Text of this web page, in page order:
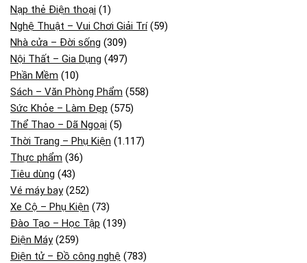
Nạp thẻ Điện thoại (1)
Nghệ Thuật – Vui Chơi Giải Trí(59)
Nhà cửa – Đời sống (309)
Nội Thất – Gia Dụng (497)
Phần Mềm (10)
Sách – Văn Phòng Phẩm (558)
Sức Khỏe – Làm Đẹp (575)
Thể Thao – Dã Ngoại (5)
Thời Trang – Phụ Kiện (1.117)
Thực phẩm (36)
Tiêu dùng (43)
Vé máy bay(252)
Xe Cộ – Phụ Kiện (73)
Đào Tạo – Học Tập (139)
Điện Máy(259)
Điện tử – Đồ công nghệ (783)